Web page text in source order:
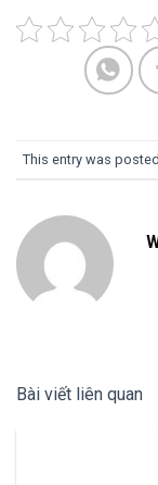
This entry was
Bài viết liên quan